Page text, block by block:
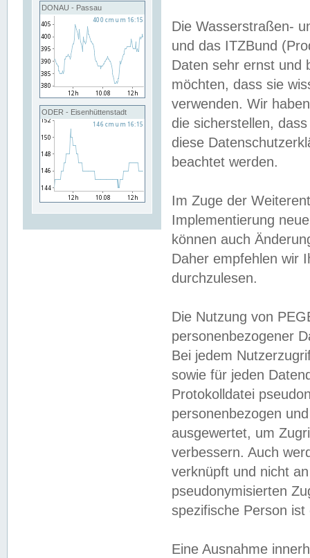
DONAU - Passau
ODER - Eisenhüttenstadt
Die Wasserstraßen-
und das ITZBund
Daten sehr ernst und
möchten, dass sie
verwenden. Wir
die sicherstellen,
diese
beachtet werden.
Im Zuge der
Implementierung
können auch
Daher empfehlen wir
durchzulesen.
Die Nutzung von
personenbezogener
Bei jedem
sowie für jeden
Protokolldatei
personenbezogen
ausgewertet, um
verbessern. Auch
verknüpft und nicht
pseudonymisierten
spezifische Person
Eine Ausnahme